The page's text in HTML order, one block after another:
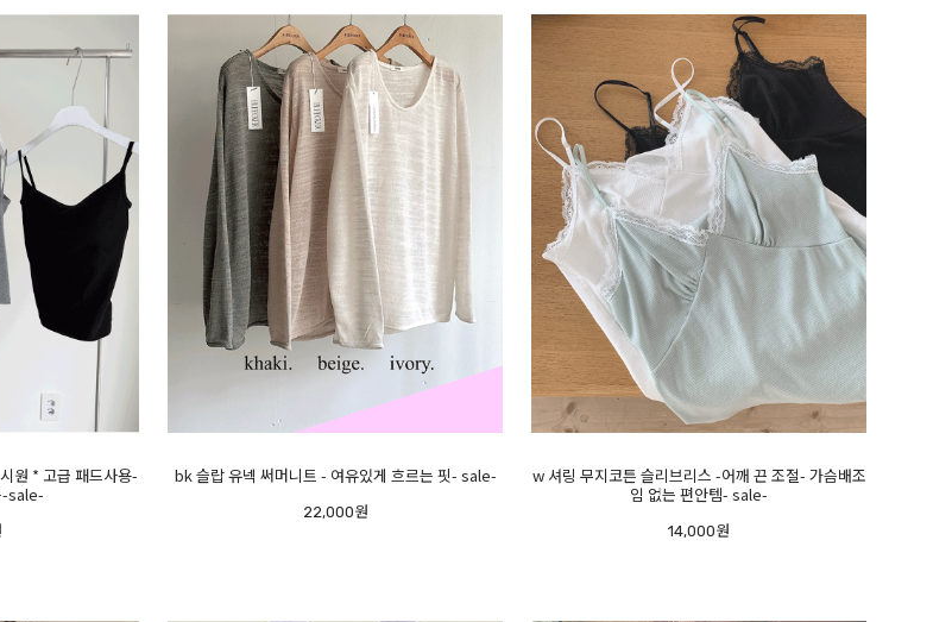
원 * 고급 패드사용-
-sale-
bk 슬랍 유넥 써머니트 - 여유있게 흐르는 핏- sale-
22,000원
w 셔링 무지코튼 슬리브리스 -어깨 끈 조절- 가슴배조
임 없는 편안템- sale-
14,000원